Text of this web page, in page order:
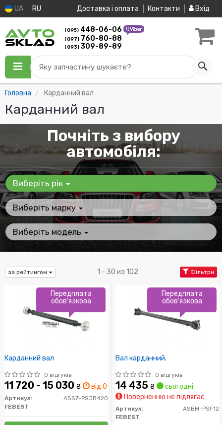
UA RU Доставка і оплата Контакти Вхід
(095) 448-06-06
(097) 760-80-88
(093) 309-89-89
Яку запчастину шукаєте?
Головна Карданний вал
Карданний вал
Почніть з вибору
автомобіля:
Виберіть рік
Виберіть марку
Виберіть модель
за рейтингом 1 - 30 из 102 Фільтри
Карданний вал
0 відгуків
11 720 - 15 030 ₴ від 0 дн.
Артикул:
ASSZ-PSJB420
FEBEST
Передплата
обов'язкова
Вал карданний.
0 відгуків
14 435 ₴
сьогодні
Поверненню не підлягає
Артикул:
ASBM-PSF12
FEBEST
Передплата
обов'язкова